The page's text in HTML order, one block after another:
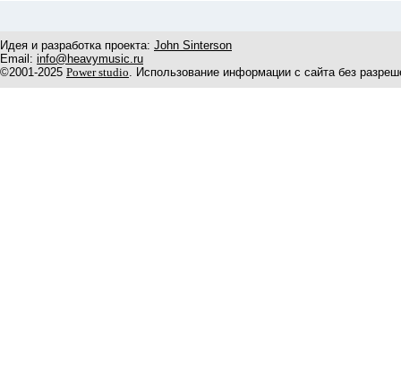
Идея и разработка проекта: John Sinterson
Email: info@heavymusic.ru
©2001-2025 Power studio. Использование информации с сайта без